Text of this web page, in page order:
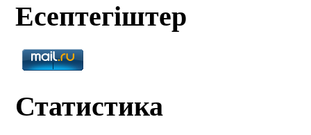
Есептегіштер
Статистика